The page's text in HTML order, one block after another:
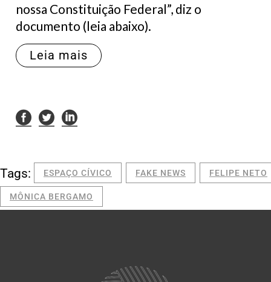
nossa Constituição Federal”, diz o
documento (leia abaixo).
Leia mais
Tags: ESPAÇO CÍVICO FAKE NEWS FELIPE NETO
MÔNICA BERGAMO